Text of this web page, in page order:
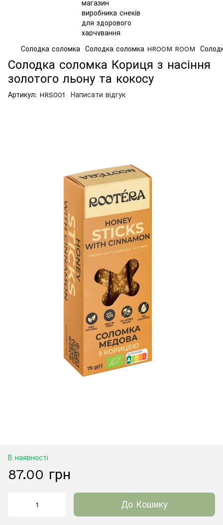
Солодка соломка Солодка соломка HROOM ROOM
Солодка соломка Кориця з насіння
золотого льону та кокосу
Артикул: HRS001 Написати відгук
В наявності
87.00 грн
До Кошику